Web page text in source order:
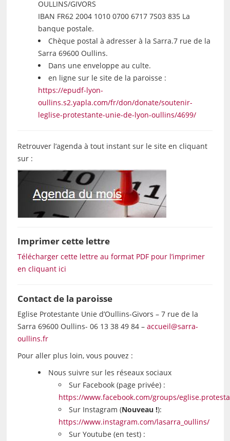
OULLINS/GIVORS
IBAN FR62 2004 1010 0700 6717 7S03 835 La
banque postale.
Chèque postal à adresser à la Sarra.7 rue de la
Sarra 69600 Oullins.
Dans une enveloppe au culte.
en ligne sur le site de la paroisse :
https://epudf-lyon-
oullins.s2.yapla.com/fr/don/donate/soutenir-
leglise-protestante-unie-de-lyon-oullins/4699/
Retrouver l’agenda à tout instant sur le site en cliquant
sur :
Imprimer cette lettre
Télécharger cette lettre au format PDF pour l’imprimer
en cliquant ici
Contact de la paroisse
Eglise Protestante Unie d’Oullins-Givors – 7 rue de la
Sarra 69600 Oullins- 06 13 38 49 84 – accueil@sarra-
oullins.fr
Pour aller plus loin, vous pouvez :
Nous suivre sur les réseaux sociaux
Sur Facebook (page privée) :
https://www.facebook.com/groups/
Sur Instagram (Nouveau !):
https://www.instagram.com/lasarra_oullins/
Sur Youtube (en test) :